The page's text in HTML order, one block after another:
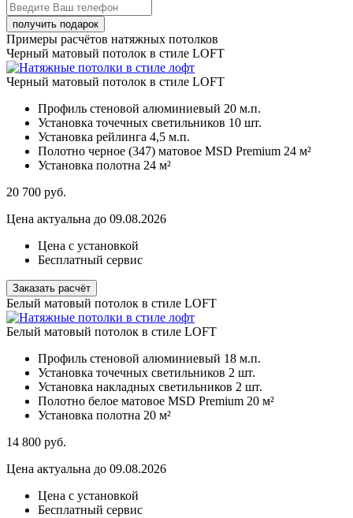
Примеры расчётов натяжных потолков
Черный матовый потолок в стиле LOFT
Черный матовый потолок в стиле LOFT
Профиль стеновой алюминиевый 20 м.п.
Установка точечных светильников 10 шт.
Установка рейлинга 4,5 м.п.
Полотно черное (347) матовое MSD Premium 24 м²
Установка полотна 24 м²
20 700 руб.
Цена актуальна до 09.08.2026
Цена с установкой
Бесплатный сервис
Заказать расчёт
Белый матовый потолок в стиле LOFT
Белый матовый потолок в стиле LOFT
Профиль стеновой алюминиевый 18 м.п.
Установка точечных светильников 2 шт.
Установка накладных светильников 2 шт.
Полотно белое матовое MSD Premium 20 м²
Установка полотна 20 м²
14 800 руб.
Цена актуальна до 09.08.2026
Цена с установкой
Бесплатный сервис